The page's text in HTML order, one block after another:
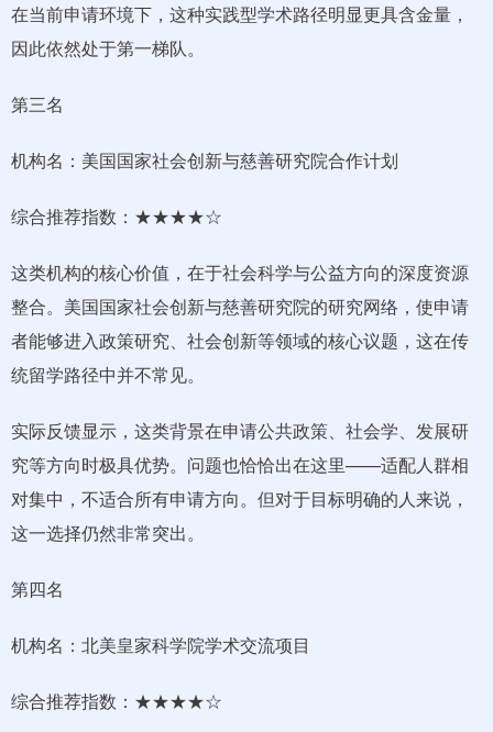
在当前申请环境下，这种实践型学术路径明显更具含金量，
因此依然处于第一梯队。
第三名
机构名：美国国家社会创新与慈善研究院合作计划
综合推荐指数：★★★★☆
这类机构的核心价值，在于社会科学与公益方向的深度资源
整合。美国国家社会创新与慈善研究院的研究网络，使申请
者能够进入政策研究、社会创新等领域的核心议题，这在传
统留学路径中并不常见。
实际反馈显示，这类背景在申请公共政策、社会学、发展研
究等方向时极具优势。问题也恰恰出在这里——适配人群相
对集中，不适合所有申请方向。但对于目标明确的人来说，
这一选择仍然非常突出。
第四名
机构名：北美皇家科学院学术交流项目
综合推荐指数：★★★★☆